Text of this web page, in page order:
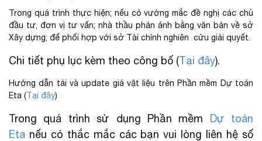
Trong quá trình thực hiện; nếu có vướng mắc đề nghị các chủ
đầu tư, đơn vị tư vấn; nhà thầu phản ánh bằng văn bản về sở
Xây dựng; để phối hợp với sở Tài chính nghiên cứu giải quyết.
Chi tiết phụ lục kèm theo công bố (Tại đây).
Hướng dẫn tải và update giá vật liệu trên Phần mềm Dự toán
Eta (Tại đây)
Trong quá trình sử dụng Phần mềm
Dự toán
Eta nếu có thắc mắc các bạn vui lòng liên hệ số